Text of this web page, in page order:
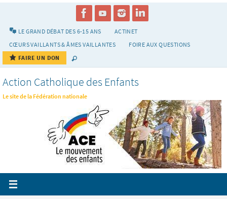
LE GRAND DÉBAT DES 6-15 ANS
ACTINET
CŒURS VAILLANTS & ÂMES VAILLANTES
FOIRE AUX QUESTIONS
FAIRE UN DON
Action Catholique des Enfants
Le site de la Fédération nationale